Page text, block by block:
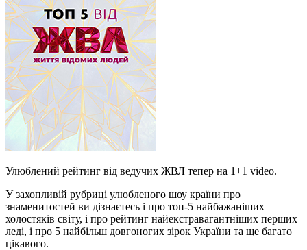
Улюблений рейтинг від ведучих ЖВЛ тепер на 1+1 video.
У захопливій рубриці улюбленого шоу країни про
знаменитостей ви дізнаєтесь і про топ-5 найбажаніших
холостяків світу, і про рейтинг найекстравагантніших перших
леді, і про 5 найбільш довгоногих зірок України та ще багато
цікавого.